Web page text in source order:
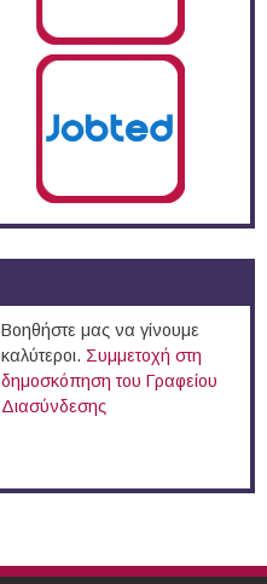
Βοηθήστε μας να γίνουμε
καλύτεροι. Συμμετοχή στη
δημοσκόπηση του Γραφείου
Διασύνδεσης